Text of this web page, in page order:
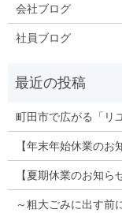
会社ブログ
社員ブログ
町田市で広がる「リ
【年末年始休業のお
【夏期休業のお知ら
～粗大ごみに出す前